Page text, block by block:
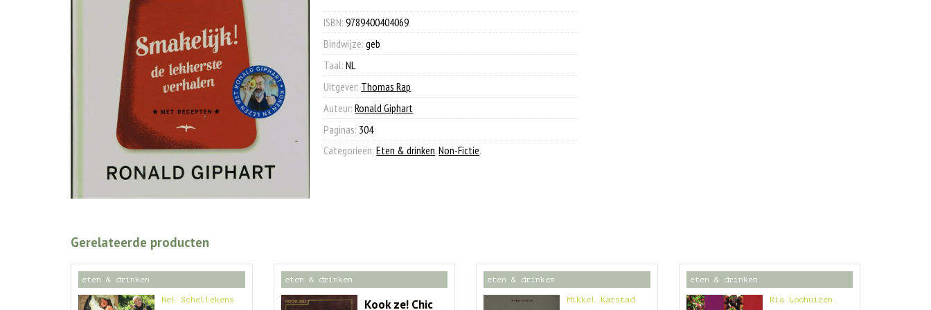
€ 20,99.€ 7,90.
ISBN:9789400404069.
Bindwijze:geb
Taal:NL
Uitgever: Thomas Rap
Auteur:Ronald Giphart
Paginas: 304
Categorieën:Eten & drinken,Non-Fictie.
Gerelateerde producten
eten & drinken
Nel Schellekens
eten & drinken
Kook ze! Chic
eten & drinken
Mikkel Karstad
eten & drinken
Ria Loohuizen